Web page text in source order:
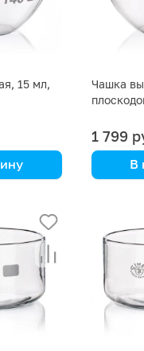
15 мл,
411 629
Чашка
1 799
В
(Кат. №
095)